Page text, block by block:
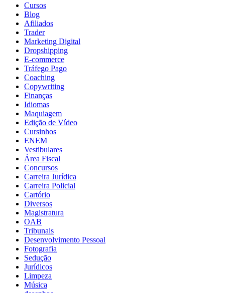
Cursos
Blog
Afiliados
Trader
Marketing Digital
Dropshipping
E-commerce
Tráfego Pago
Coaching
Copywriting
Finanças
Idiomas
Maquiagem
Edição de Vídeo
Cursinhos
ENEM
Vestibulares
Área Fiscal
Concursos
Carreira Jurídica
Carreira Policial
Cartório
Diversos
Magistratura
OAB
Tribunais
Desenvolvimento Pessoal
Fotografia
Sedução
Jurídicos
Limpeza
Música